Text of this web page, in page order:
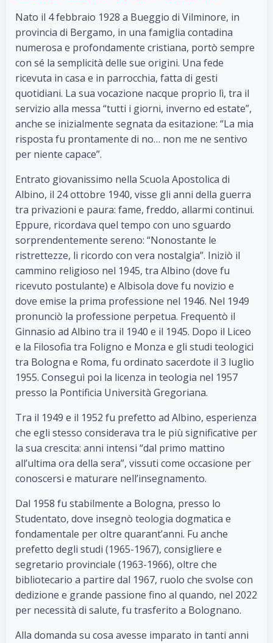
Nato il 4 febbraio 1928 a Bueggio di Vilminore, in
provincia di Bergamo, in una famiglia contadina
numerosa e profondamente cristiana, portò sempre
con sé la semplicità delle sue origini. Una fede
ricevuta in casa e in parrocchia, fatta di gesti
quotidiani. La sua vocazione nacque proprio lì, tra il
servizio alla messa “tutti i giorni, inverno ed estate”,
anche se inizialmente segnata da esitazione: “La mia
risposta fu prontamente di no… non me ne sentivo
per niente capace”.
Entrato giovanissimo nella Scuola Apostolica di
Albino, il 24 ottobre 1940, visse gli anni della guerra
tra privazioni e paura: fame, freddo, allarmi continui.
Eppure, ricordava quel tempo con uno sguardo
sorprendentemente sereno: “Nonostante le
ristrettezze, li ricordo con vera nostalgia”. Iniziò il
cammino religioso nel 1945, tra Albino (dove fu
ricevuto postulante) e Albisola dove fu novizio e
dove emise la prima professione nel 1946. Nel 1949
pronunciò la professione perpetua. Frequentò il
Ginnasio ad Albino tra il 1940 e il 1945. Dopo il Liceo
e la Filosofia tra Foligno e Monza e gli studi teologici
tra Bologna e Roma, fu ordinato sacerdote il 3 luglio
1955. Conseguì poi la licenza in teologia nel 1957
presso la Pontificia Università Gregoriana.
Tra il 1949 e il 1952 fu prefetto ad Albino, esperienza
che egli stesso considerava tra le più significative per
la sua crescita: anni intensi “dal primo mattino
all’ultima ora della sera”, vissuti come occasione per
conoscersi e maturare nell’insegnamento.
Dal 1958 fu stabilmente a Bologna, presso lo
Studentato, dove insegnò teologia dogmatica e
fondamentale per oltre quarant’anni. Fu anche
prefetto degli studi (1965-1967), consigliere e
segretario provinciale (1963-1966), oltre che
bibliotecario a partire dal 1967, ruolo che svolse con
dedizione e grande passione fino al quando, nel 2022
per necessità di salute, fu trasferito a Bolognano.
Alla domanda su cosa avesse imparato in tanti anni